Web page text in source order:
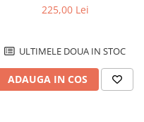
smaltuita, pictat manual, 25,2
225,00 Lei
ULTIMELE DOUA IN STOC
ADAUGA IN COS